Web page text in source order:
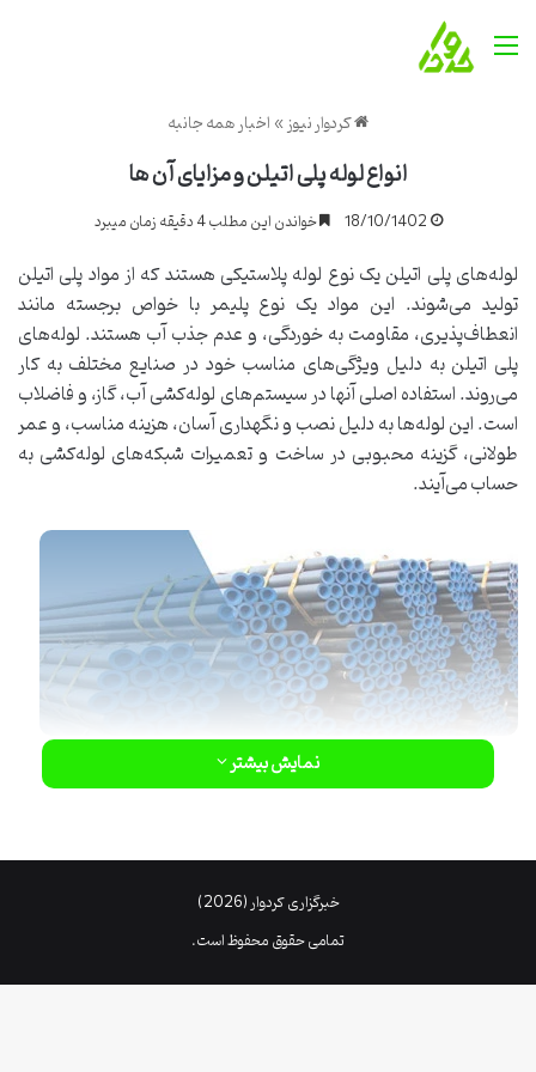
منو
کردوار نیوز»اخبار همه جانبه
انواع لوله پلی اتیلن و مزایای آن ها
18/10/1402 خواندن این مطلب 4 دقیقه زمان میبرد
لوله‌های پلی اتیلن یک نوع لوله پلاستیکی هستند که از مواد پلی اتیلن
تولید می‌شوند. این مواد یک نوع پلیمر با خواص برجسته مانند
انعطاف‌پذیری، مقاومت به خوردگی، و عدم جذب آب هستند. لوله‌های
پلی اتیلن به دلیل ویژگی‌های مناسب خود در صنایع مختلف به کار
می‌روند. استفاده اصلی آنها در سیستم‌های لوله‌کشی آب، گاز، و فاضلاب
است. این لوله‌ها به دلیل نصب و نگهداری آسان، هزینه مناسب، و عمر
طولانی، گزینه محبوبی در ساخت و تعمیرات شبکه‌های لوله‌کشی به
حساب می‌آیند.
نمایش بیشتر
خبرگزاری کردوار (2026)
تمامی حقوق محفوظ است.